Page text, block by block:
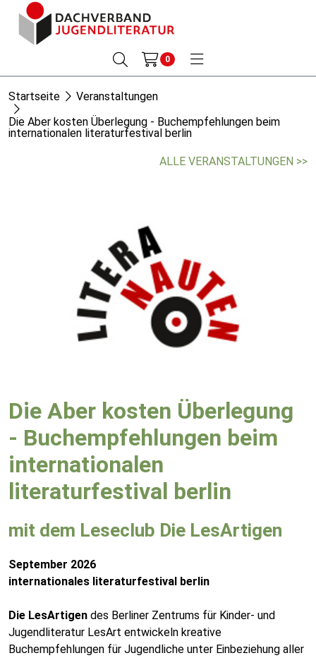
0
Startseite
Veranstaltungen
Die Aber kosten Überlegung - Buchempfehlungen beim
internationalen literaturfestival berlin
ALLE VERANSTALTUNGEN >>
Die Aber kosten Überlegung
- Buchempfehlungen beim
internationalen
literaturfestival berlin
mit dem Leseclub Die LesArtigen
September 2026
internationales literaturfestival berlin
Die LesArtigen des Berliner Zentrums für Kinder- und
Jugendliteratur LesArt entwickeln kreative
Buchempfehlungen für Jugendliche unter Einbeziehung aller